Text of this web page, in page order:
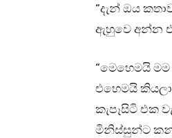
“දැන් ඔය
ඇහුවෙ අන්න
“මෙහෙමයි
එහෙමයි
කැපෑසිටි එක
මිනිස්සුන්ට